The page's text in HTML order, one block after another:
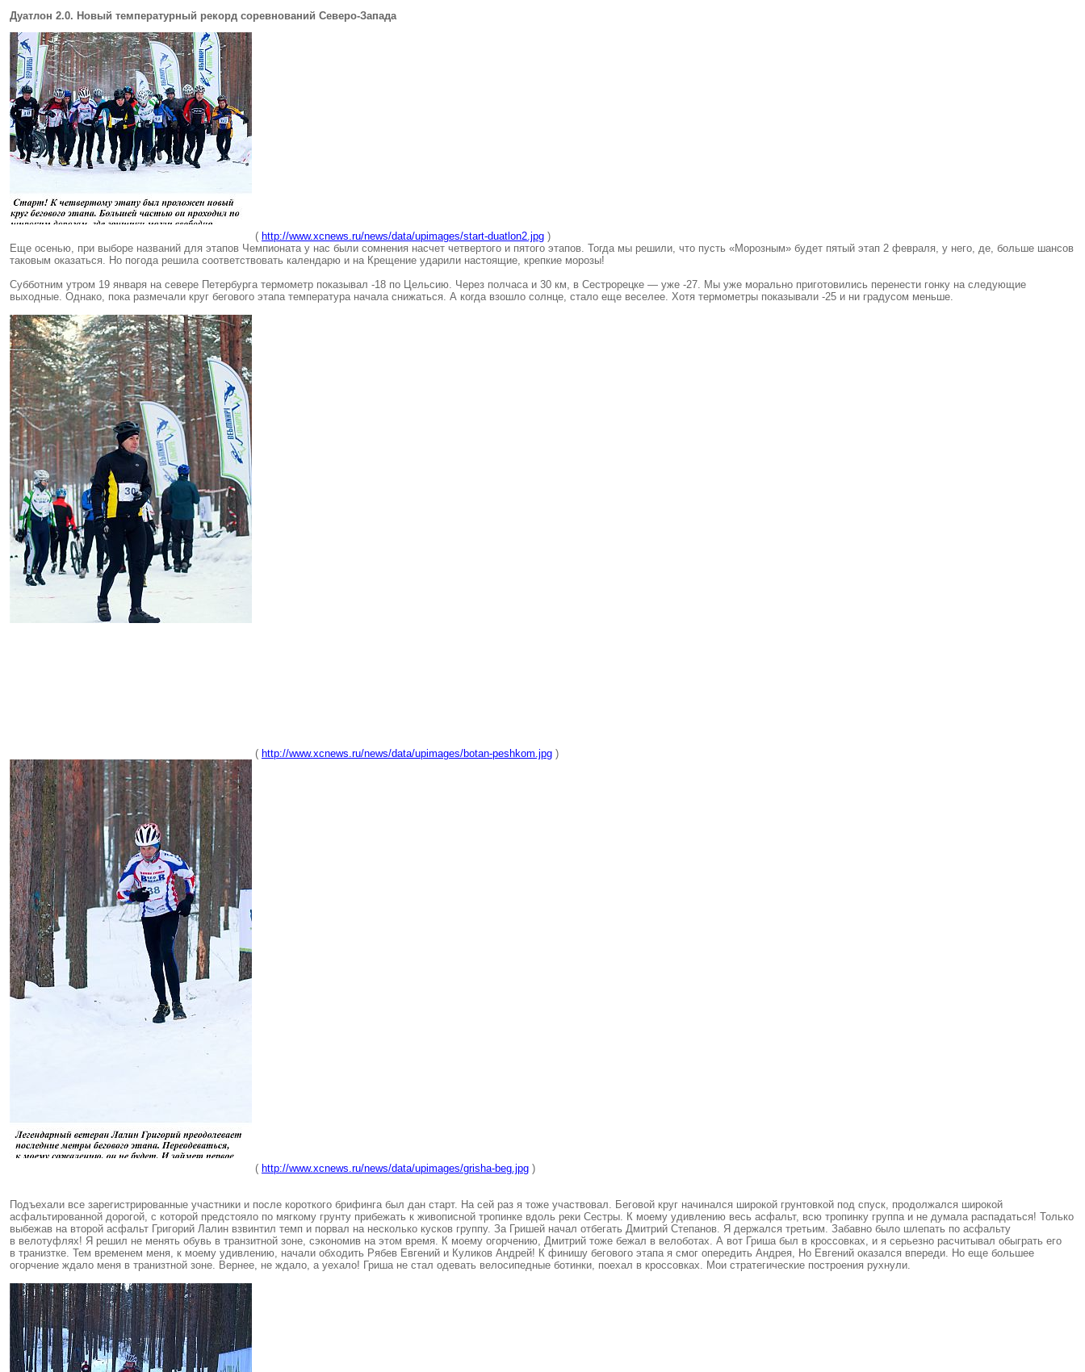
Дуатлон 2.0. Новый температурный рекорд соревнований Северо-Запада
( http://www.xcnews.ru/news/data/upimages/start-duatlon2.jpg )
Еще осенью, при выборе названий для этапов Чемпионата у нас были сомнения насчет четвертого и пятого этапов. Тогда мы решили, что пусть «Морозным» будет пятый этап 2 февраля, у него, де, больше шансов
таковым оказаться. Но погода решила соответствовать календарю и на Крещение ударили настоящие, крепкие морозы!
Субботним утром 19 января на севере Петербурга термометр показывал -18 по Цельсию. Через полчаса и 30 км, в Сестрорецке — уже -27. Мы уже морально приготовились перенести гонку на следующие
выходные. Однако, пока размечали круг бегового этапа температура начала снижаться. А когда взошло солнце, стало еще веселее. Хотя термометры показывали -25 и ни градусом меньше.
( http://www.xcnews.ru/news/data/upimages/botan-peshkom.jpg )
( http://www.xcnews.ru/news/data/upimages/grisha-beg.jpg )
Подъехали все зарегистрированные участники и после короткого брифинга был дан старт. На сей раз я тоже участвовал. Беговой круг начинался широкой грунтовкой под спуск, продолжался широкой
асфальтированной дорогой, с которой предстояло по мягкому грунту прибежать к живописной тропинке вдоль реки Сестры. К моему удивлению весь асфальт, всю тропинку группа и не думала распадаться! Только
выбежав на второй асфальт Григорий Лалин взвинтил темп и порвал на несколько кусков группу. За Гришей начал отбегать Дмитрий Степанов. Я держался третьим. Забавно было шлепать по асфальту
в велотуфлях! Я решил не менять обувь в транзитной зоне, сэкономив на этом время. К моему огорчению, Дмитрий тоже бежал в велоботах. А вот Гриша был в кроссовках, и я серьезно расчитывал обыграть его
в транизтке. Тем временем меня, к моему удивлению, начали обходить Рябев Евгений и Куликов Андрей! К финишу бегового этапа я смог опередить Андрея, Но Евгений оказался впереди. Но еще большее
огорчение ждало меня в транизтной зоне. Вернее, не ждало, а уехало! Гриша не стал одевать велосипедные ботинки, поехал в кроссовках. Мои стратегические построения рухнули.